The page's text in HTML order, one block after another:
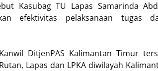
Kasubag TU Lapas Samarinda
efektivitas pelaksanaan tugas
DitjenPAS Kalimantan Timur
Lapas dan LPKA diwilayah